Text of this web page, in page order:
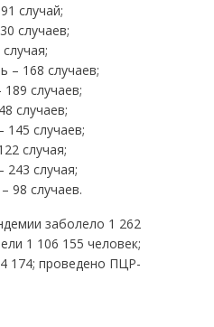
случай;
случаев;
– 168 случаев;
случаев;
случаев;
145 случаев;
случая;
243 случая;
98 случаев.
заболело 1 262
1 106 155 человек;
174; проведено ПЦР-